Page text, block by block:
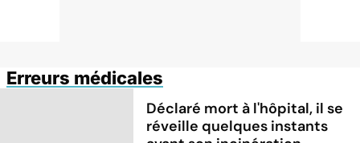
Erreurs médicales
Déclaré mort à l'hôpital, il se
réveille quelques instants